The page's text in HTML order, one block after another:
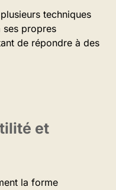
techniques
ses propres
de répondre à des
et
la forme